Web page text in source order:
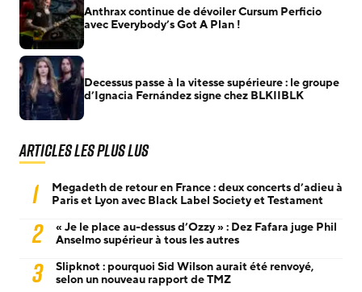
Anthrax continue de dévoiler Cursum Perficio
avec Everybody’s Got A Plan !
Decessus passe à la vitesse supérieure : le groupe
d’Ignacia Fernández signe chez BLKIIBLK
Articles les plus lus
1
Megadeth de retour en France : deux concerts d’adieu à
Paris et Lyon avec Black Label Society et Testament
2
« Je le place au-dessus d’Ozzy » : Dez Fafara juge Phil
Anselmo supérieur à tous les autres
3
Slipknot : pourquoi Sid Wilson aurait été renvoyé,
selon un nouveau rapport de TMZ